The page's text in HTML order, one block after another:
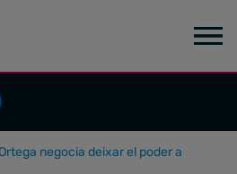
negocia deixar el poder a